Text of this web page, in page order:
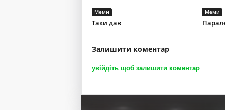
Меми
Таки дав
Меми
Залишити коментар
увійдіть щоб залишити коментар